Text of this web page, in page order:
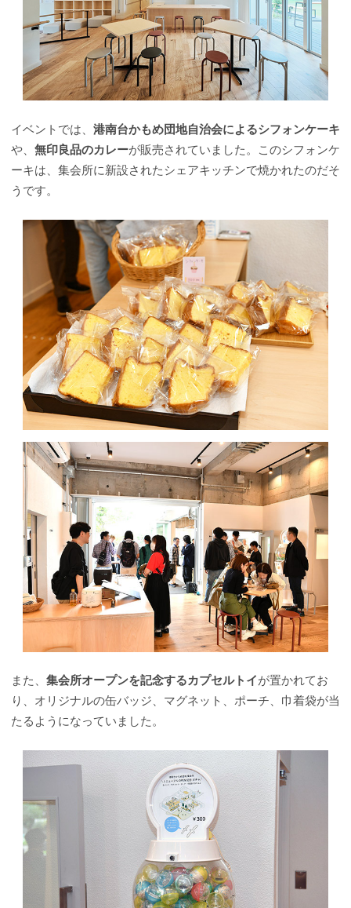
イベントでは、 港南台かもめ団地自治会によるシフォンケーキ
や、 無印良品のカレーが販売されていました。このシフォンケ
ーキは、集会所に新設されたシェアキッチンで焼かれたのだそ
うです。
また、 集会所オープンを記念するカプセルトイが置かれてお
り、オリジナルの缶バッジ、マグネット、ポーチ、巾着袋が当
たるようになっていました。